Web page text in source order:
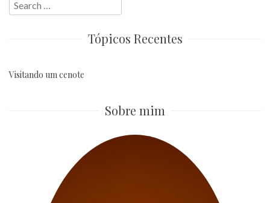
for:
Tópicos Recentes
Visitando um cenote
Sobre mim